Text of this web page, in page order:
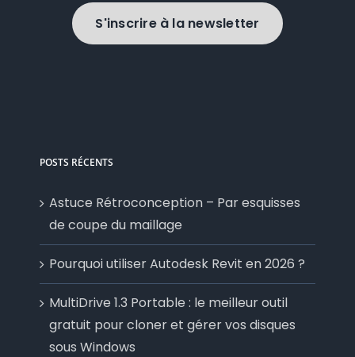
S'inscrire à la newsletter
POSTS RÉCENTS
Astuce Rétroconception – Par esquisses
de coupe du maillage
Pourquoi utiliser Autodesk Revit en 2026 ?
MultiDrive 1.3 Portable : le meilleur outil
gratuit pour cloner et gérer vos disques
sous Windows